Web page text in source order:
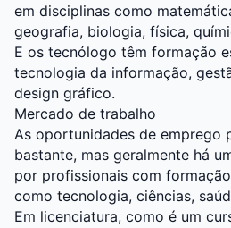
em disciplinas como
geografia, biologia, física,
E os tecnólogo têm formação
tecnologia da informação,
design gráfico.
Mercado de trabalho
As oportunidades de emprego
bastante, mas geralmente há
por profissionais com
como tecnologia, ciências,
Em licenciatura, como é um